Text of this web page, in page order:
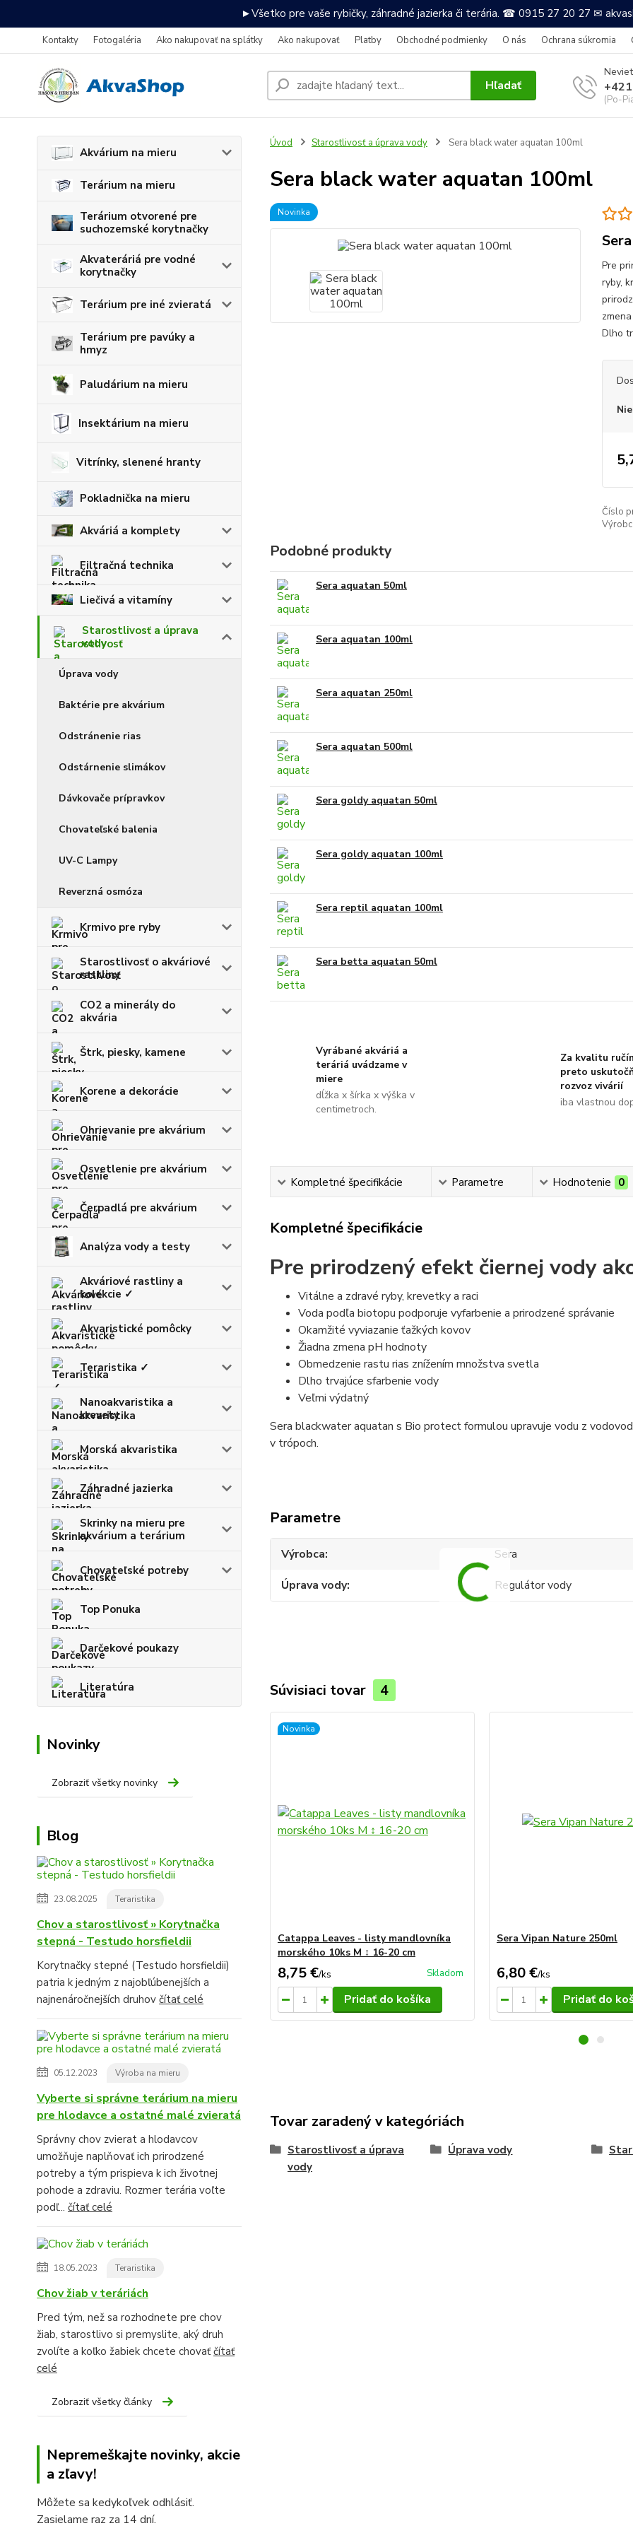
►Všetko pre vaše rybičky, záhradné jazierka či terária. ☎ 0915 27 20 27 ✉
Kontakty Fotogaléria Ako nakupovať na splátky Ako nakupovať Platby Obchodné podmienky O nás Ochrana súkromia
Hľadať
(Po-
Akvárium na mieru
Terárium na mieru
Terárium otvorené pre
suchozemské korytnačky
Akvateráriá pre vodné
korytnačky
Terárium pre iné zvieratá
Terárium pre pavúky a
hmyz
Paludárium na mieru
Insektárium na mieru
Vitrínky, slenené hranty
Pokladnička na mieru
Akváriá a komplety
Filtračná technika
Liečivá a vitamíny
Starostlivosť a úprava
vody
Úprava vody
Baktérie pre akvárium
Odstránenie rias
Odstárnenie slimákov
Dávkovače prípravkov
Chovateľské balenia
UV-C Lampy
Reverzná osmóza
Krmivo pre ryby
Starostlivosť o akváriové
rastliny
CO2 a minerály do
akvária
Štrk, piesky, kamene
Korene a dekorácie
Ohrievanie pre akvárium
Osvetlenie pre akvárium
Čerpadlá pre akvárium
Analýza vody a testy
Akváriové rastliny a
kolekcie ✓
Akvaristické pomôcky
Teraristika ✓
Nanoakvaristika a
krevety
Morská akvaristika
Záhradné jazierka
Skrinky na mieru pre
akvárium a terárium
Chovateľské potreby
Top Ponuka
Darčekové poukazy
Literatúra
Novinky
Zobraziť všetky novinky
Blog
23.08.2025 Teraristika
Chov a starostlivosť » Korytnačka
stepná - Testudo horsfieldii
Korytnačky stepné (Testudo horsfieldii)
patria k jedným z najobľúbenejších a
najnenáročnejších druhov čítať celé
05.12.2023 Výroba na mieru
Vyberte si správne terárium na mieru
pre hlodavce a ostatné malé zvieratá
Správny chov zvierat a hlodavcov
umožňuje naplňovať ich prirodzené
potreby a tým prispieva k ich životnej
pohode a zdraviu. Rozmer terária voľte
podľ... čítať celé
18.05.2023 Teraristika
Chov žiab v teráriách
Pred tým, než sa rozhodnete pre chov
žiab, starostlivo si premyslite, aký druh
zvolíte a koľko žabiek chcete chovaťčítať
celé
Zobraziť všetky články
Nepremeškajte novinky, akcie
a zľavy!
Môžete sa kedykoľvek odhlásiť.
Zasielame raz za 14 dní.
Úvod Starostlivosť a úprava vody Sera black water aquatan 100ml
Sera black water aquatan 100ml
Novinka
Pre
ryby,
Dlho
Číslo
Podobné produkty
Sera aquatan 50ml
Sera aquatan 100ml
Sera aquatan 250ml
Sera aquatan 500ml
Sera goldy aquatan 50ml
Sera goldy aquatan 100ml
Sera reptil aquatan 100ml
Sera betta aquatan 50ml
Vyrábané akváriá a
teráriá uvádzame v
miere
dĺžka x šírka x výška v
centimetroch.
Za kvalitu
preto
rozvoz vivárií
iba vlastnou
Kompletné špecifikácie Parametre Hodnotenie 0
Kompletné špecifikácie
Pre prirodzený efekt čiernej vody
Vitálne a zdravé ryby, krevetky a raci
Voda podľa biotopu podporuje vyfarbenie a prirodzené správanie
Okamžité vyviazanie ťažkých kovov
Žiadna zmena pH hodnoty
Obmedzenie rastu rias znížením množstva svetla
Dlho trvajúce sfarbenie vody
Veľmi výdatný
Sera blackwater aquatan s Bio protect formulou upravuje vodu z
v trópoch.
Parametre
Výrobca
Sera
Úprava vody
Regulátor vody
Súvisiaci tovar 4
Novinka
Catappa Leaves - listy mandlovníka
morského 10ks M ↕ 16-20 cm
8,75 €/ks Skladom
Pridať do košíka
Sera Vipan Nature 250ml
6,80 €/ks
Pridať do
Tovar zaradený v kategóriách
Starostlivosť a úprava
vody
Úprava vody